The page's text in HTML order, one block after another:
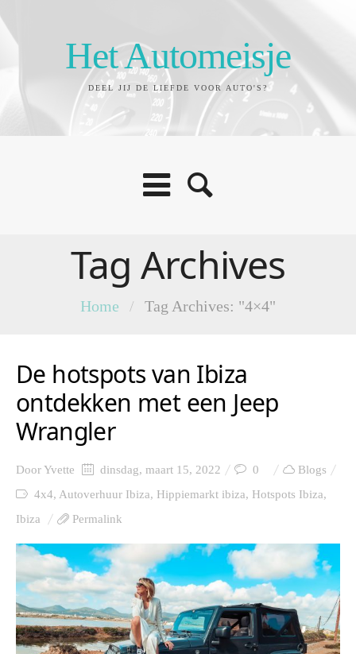
Het Automeisje
DEEL JIJ DE LIEFDE VOOR AUTO'S?
Tag Archives
Home / Tag Archives: "4×4"
De hotspots van Ibiza
ontdekken met een Jeep
Wrangler
DoorYvette dinsdag, maart 15, 2022 0
Blogs
4x4, Autoverhuur Ibiza, Hippiemarkt ibiza, Hotspots Ibiza,
Ibiza
Permalink